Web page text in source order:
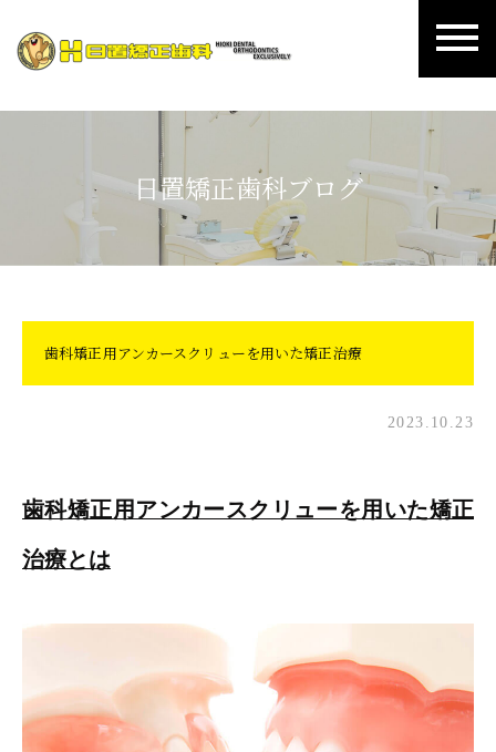
日置矯正歯科ブログ
歯科矯正用アンカースクリューを用いた矯正治療
2023.10.23
歯科矯正用アンカースクリューを用いた矯正
治療とは